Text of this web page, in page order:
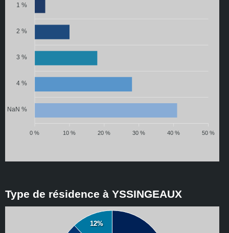
1 %
2 %
3 %
4 %
NaN %
50 %
40 %
30 %
20 %
10 %
0 %
Type de résidence à YSSINGEAUX
12%